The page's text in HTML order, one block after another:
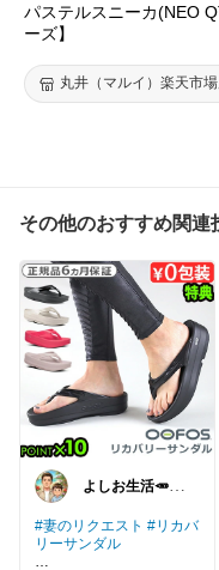
パステルスニーカ(NEO
ーズ】
丸井（マルイ）楽天市
その他のおすすめ関連
よしお生活🥕朝
#妻のリクエスト #リカバ
リーサンダル